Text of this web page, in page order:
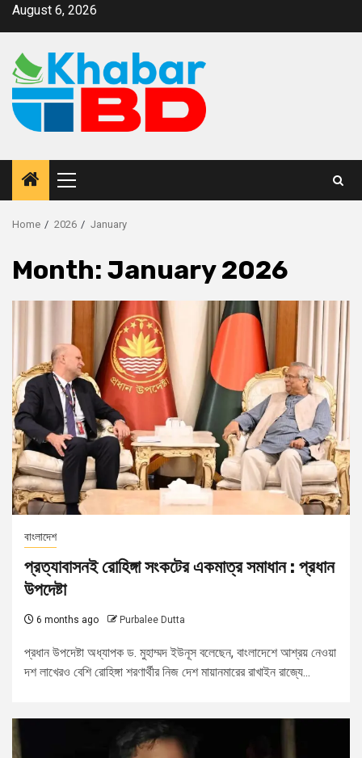
August 6, 2026
Home 2026 January
Month: January 2026
বাংলাদেশ
প্রত্যাবাসনই রোহিঙ্গা সংকটের একমাত্র সমাধান : প্রধান
উপদেষ্টা
6 months ago Purbalee Dutta
প্রধান উপদেষ্টা অধ্যাপক ড. মুহাম্মদ ইউনূস বলেছেন, বাংলাদেশে আশ্রয় নেওয়া
দশ লাখেরও বেশি রোহিঙ্গা শরণার্থীর নিজ দেশ মায়ানমারের রাখাইন রাজ্যে...